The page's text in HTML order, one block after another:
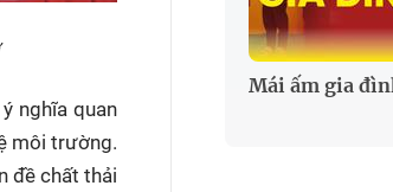
nghĩa quan
môi trường.
đề chất thải
Mái ấm gia